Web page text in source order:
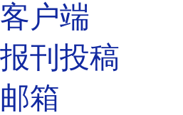
客户端
报刊投稿
邮箱